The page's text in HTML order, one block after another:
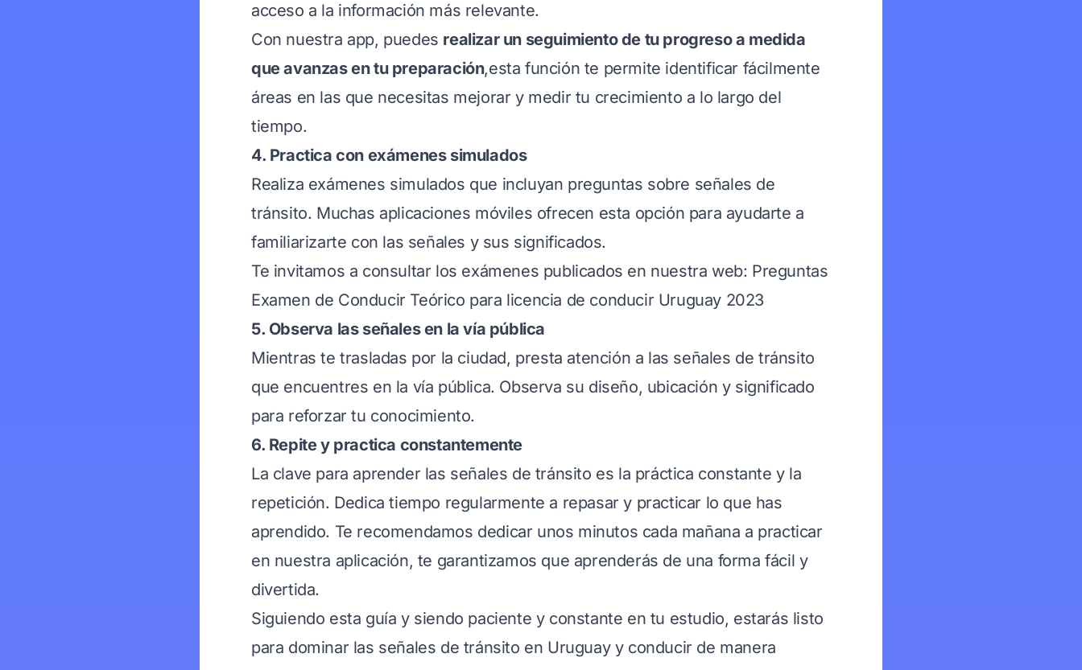
acceso a la información más relevante.
Con nuestra app, puedes realizar un seguimiento de tu progreso a medida
que avanzas en tu preparación,esta función te permite identificar fácilmente
áreas en las que necesitas mejorar y medir tu crecimiento a lo largo del
tiempo.
4. Practica con exámenes simulados
Realiza exámenes simulados que incluyan preguntas sobre señales de
tránsito. Muchas aplicaciones móviles ofrecen esta opción para ayudarte a
familiarizarte con las señales y sus significados.
Te invitamos a consultar los exámenes publicados en nuestra web: Preguntas
Examen de Conducir Teórico para licencia de conducir Uruguay 2023
5. Observa las señales en la vía pública
Mientras te trasladas por la ciudad, presta atención a las señales de tránsito
que encuentres en la vía pública. Observa su diseño, ubicación y significado
para reforzar tu conocimiento.
6. Repite y practica constantemente
La clave para aprender las señales de tránsito es la práctica constante y la
repetición. Dedica tiempo regularmente a repasar y practicar lo que has
aprendido. Te recomendamos dedicar unos minutos cada mañana a practicar
en nuestra aplicación, te garantizamos que aprenderás de una forma fácil y
divertida.
Siguiendo esta guía y siendo paciente y constante en tu estudio, estarás listo
para dominar las señales de tránsito en Uruguay y conducir de manera